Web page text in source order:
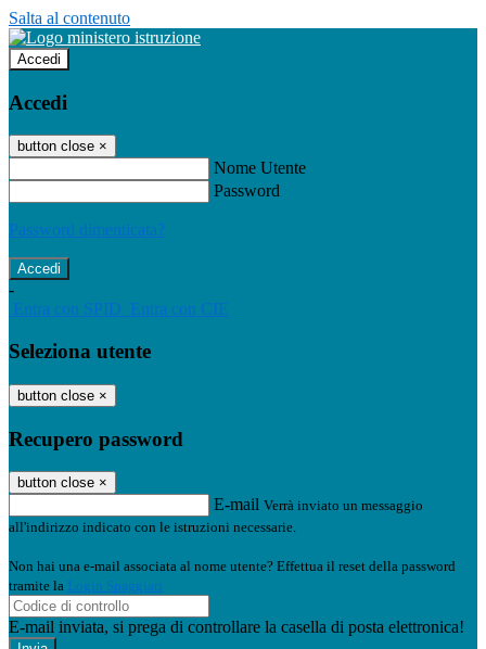
Salta al contenuto
Accedi
Accedi
button close ×
Nome Utente
Password
Password dimenticata?
-
Entra con SPID Entra con CIE
Seleziona utente
button close ×
Recupero password
button close ×
E-mail Verrà inviato un messaggio
all'indirizzo indicato con le istruzioni necessarie.
Non hai una e-mail associata al nome utente? Effettua il reset della password
tramite la Login Spaggiari
E-mail inviata, si prega di controllare la casella di posta elettronica!